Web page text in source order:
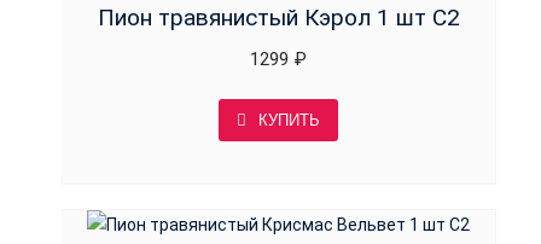
Пион травянистый Кэрол 1 шт С2
1299 ₽
КУПИТЬ